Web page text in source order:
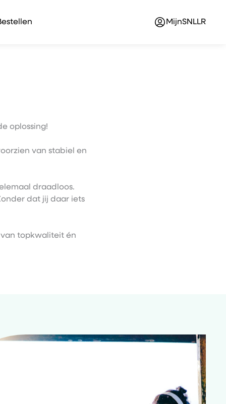
MijnSNLLR
oplossing!
van stabiel en
draadloos.
dat jij daar iets
van topkwaliteit én